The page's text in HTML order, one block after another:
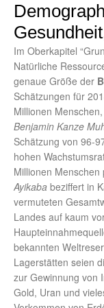
Im Oberkapitel
Natürliche
genaue Größe der
Schätzungen für
Millionen
Benjamin Kanze
Schätzung von 96-
hohen
Millionen
Ayikaba beziffert in
vermuteten
Landes auf kaum
bekannten
Lagerstätten seien
zur Gewinnung von
Gold, Uran und